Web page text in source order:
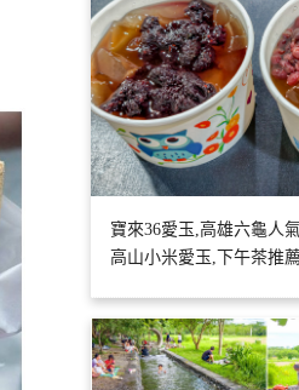
寶來36愛玉,高雄六龜人
高山小米愛玉,下午茶推薦